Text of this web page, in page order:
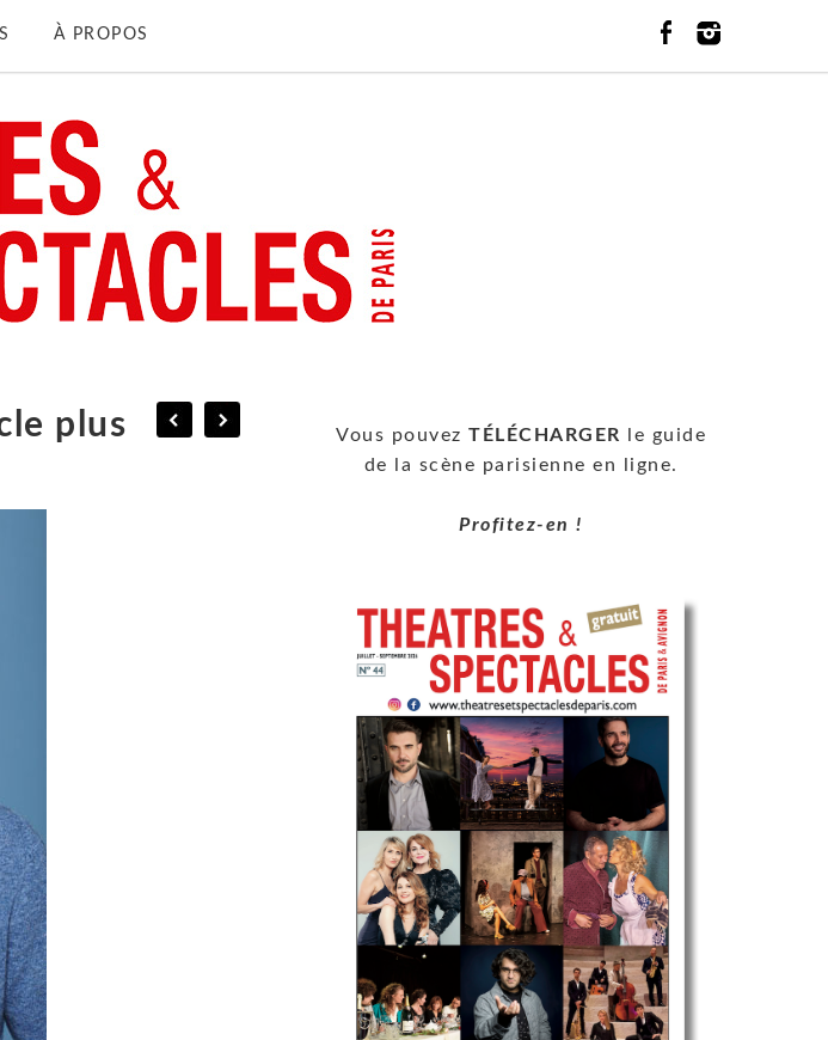
À PROPOS
plus
Vous pouvez TÉLÉCHARGER le guide
de la scène parisienne en ligne.
Profitez-en !